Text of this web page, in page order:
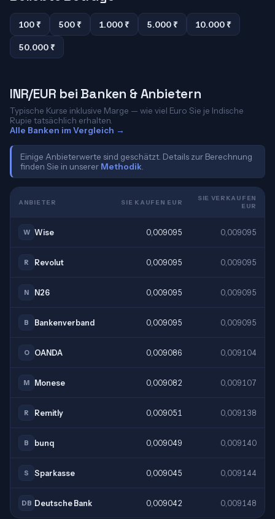
100 ₹ 500 ₹ 1.000 ₹ 5.000 ₹ 10.000 ₹
50.000 ₹
INR/EUR bei Banken & Anbietern
Typische Kurse inklusive Marge — wie viel Euro Sie je Indische
Rupie tatsächlich erhalten.
Alle Banken im Vergleich →
Einige Anbieterwerte sind geschätzt. Details zur Berechnung
finden Sie in unserer Methodik
ANBIETER SIE KAUFEN EUR
SIE VERKAUFEN
EUR
W Wise 0,009095 0,009095
R Revolut 0,009095 0,009095
N N26 0,009095 0,009095
B Bankenverband 0,009095 0,009095
O OANDA 0,009086 0,009104
M Monese 0,009082 0,009107
R Remitly 0,009051 0,009138
B bunq 0,009049 0,009140
S Sparkasse 0,009045 0,009144
DB Deutsche Bank 0,009042 0,009148